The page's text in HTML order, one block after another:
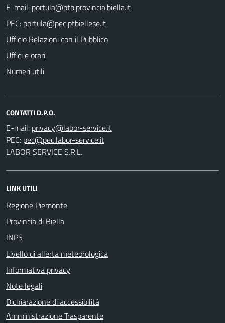
E-mail:
PEC:
Ufficio Relazioni con il Pubblico
Uffici e orari
Numeri utili
CONTATTI D.P.O.
E-mail:
PEC:
LABOR SERVICE S.R.L.
LINK UTILI
Regione Piemonte
Provincia di Biella
INPS
Livello di allerta meteorologica
Informativa privacy
Note legali
Dichiarazione di accessibilità
Amministrazione Trasparente